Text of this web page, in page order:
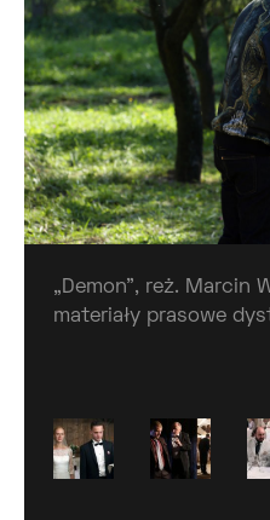
„Demon”, reż. Marcin
materiały prasowe